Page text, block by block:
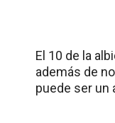
El 10 de la
además de
puede ser un